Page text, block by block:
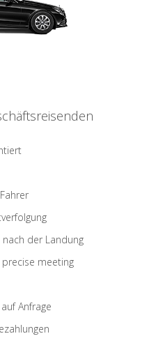
der Landung
meeting
Anfrage